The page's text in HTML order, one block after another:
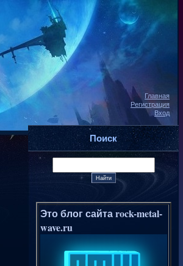
Главная
Регистрация
Вход
Поиск
Это блог сайта rock-metal-
wave.ru